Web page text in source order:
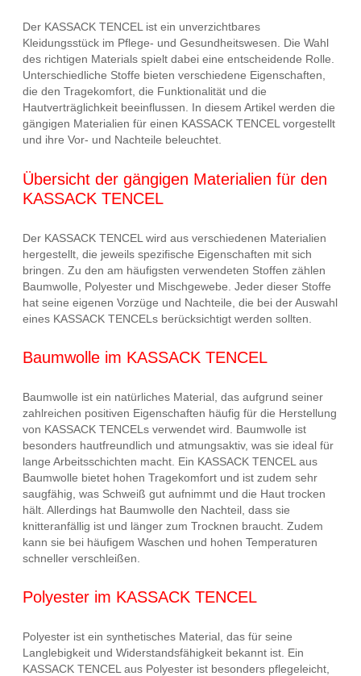
Der KASSACK TENCEL ist ein unverzichtbares
Kleidungsstück im Pflege- und Gesundheitswesen. Die Wahl
des richtigen Materials spielt dabei eine entscheidende Rolle.
Unterschiedliche Stoffe bieten verschiedene Eigenschaften,
die den Tragekomfort, die Funktionalität und die
Hautverträglichkeit beeinflussen. In diesem Artikel werden die
gängigen Materialien für einen KASSACK TENCEL vorgestellt
und ihre Vor- und Nachteile beleuchtet.
Übersicht der gängigen Materialien für den
KASSACK TENCEL
Der KASSACK TENCEL wird aus verschiedenen Materialien
hergestellt, die jeweils spezifische Eigenschaften mit sich
bringen. Zu den am häufigsten verwendeten Stoffen zählen
Baumwolle, Polyester und Mischgewebe. Jeder dieser Stoffe
hat seine eigenen Vorzüge und Nachteile, die bei der Auswahl
eines KASSACK TENCELs berücksichtigt werden sollten.
Baumwolle im KASSACK TENCEL
Baumwolle ist ein natürliches Material, das aufgrund seiner
zahlreichen positiven Eigenschaften häufig für die Herstellung
von KASSACK TENCELs verwendet wird. Baumwolle ist
besonders hautfreundlich und atmungsaktiv, was sie ideal für
lange Arbeitsschichten macht. Ein KASSACK TENCEL aus
Baumwolle bietet hohen Tragekomfort und ist zudem sehr
saugfähig, was Schweiß gut aufnimmt und die Haut trocken
hält. Allerdings hat Baumwolle den Nachteil, dass sie
knitteranfällig ist und länger zum Trocknen braucht. Zudem
kann sie bei häufigem Waschen und hohen Temperaturen
schneller verschleißen.
Polyester im KASSACK TENCEL
Polyester ist ein synthetisches Material, das für seine
Langlebigkeit und Widerstandsfähigkeit bekannt ist. Ein
KASSACK TENCEL aus Polyester ist besonders pflegeleicht,